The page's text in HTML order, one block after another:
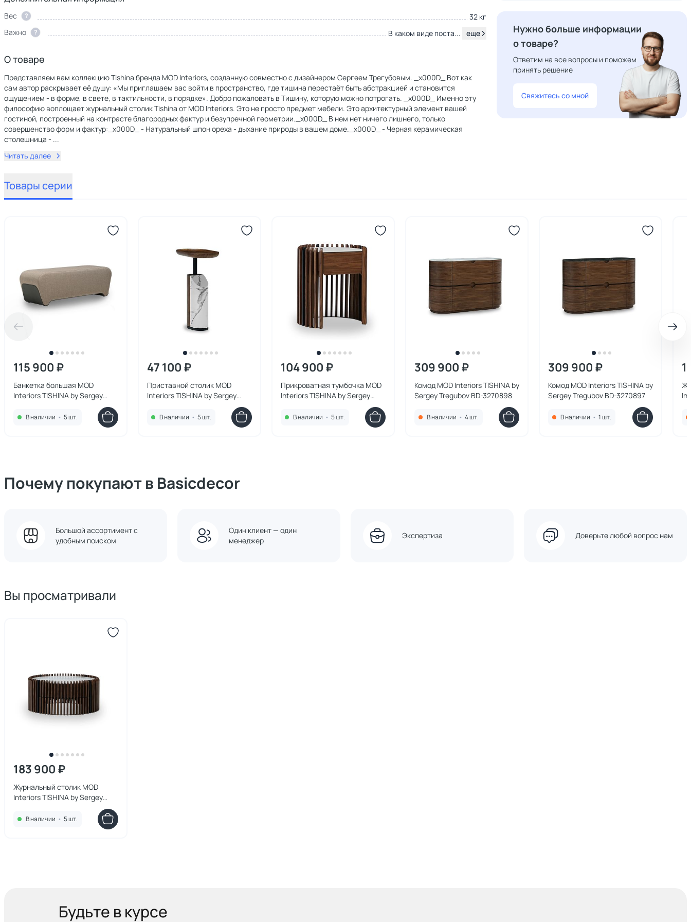
Вес ?
32 кг
Важно
? В каком виде поста... еще
О товаре
Представляем вам коллекцию Tishina бренда MOD Interiors, созданную совместно с дизайнером Сергеем Трегубовым. _x000D_ Вот как
сам автор раскрывает её душу: «Мы приглашаем вас войти в пространство, где тишина перестаёт быть абстракцией и становится
ощущением - в форме, в свете, в тактильности, в порядке». Добро пожаловать в Тишину, которую можно потрогать. _x000D_ Именно эту
философию воплощает журнальный столик Tishina от MOD Interiors. Это не просто предмет мебели. Это архитектурный элемент вашей
гостиной, построенный на контрасте благородных фактур и безупречной геометрии._x000D_ В нем нет ничего лишнего, только
совершенство форм и фактур:_x000D_ - Натуральный шпон ореха - дыхание природы в вашем доме._x000D_ - Черная керамическая
столешница - ...
Читать далее
Нужно больше информации
о товаре?
Ответим на все вопросы и поможем
принять решение
Свяжитесь со мной
Товары серии
115 900 ₽
Банкетка большая MOD
Interiors TISHINA by Sergey
136х46х43 см, бежевая
В наличии • 5 шт.
47 100 ₽
Приставной столик MOD
Interiors TISHINA by Sergey
В наличии • 5 шт.
104 900 ₽
Прикроватная тумбочка MOD
Interiors TISHINA by Sergey
В наличии • 5 шт.
309 900 ₽
Комод MOD Interiors TISHINA by
Sergey Tregubov BD-3270898
В наличии • 4 шт.
309 900 ₽
Комод MOD Interiors TISHINA by
Sergey Tregubov BD-3270897
В наличии • 1 шт.
Почему покупают в Basicdecor
Большой ассортимент с
удобным поиском
Один клиент — один
менеджер
Экспертиза Доверьте любой вопрос нам
Вы просматривали
183 900 ₽
Журнальный столик MOD
Interiors TISHINA by Sergey
Tregubov BD-3270896 шпон
ореха/керамика
В наличии • 5 шт.
Будьте в курсе